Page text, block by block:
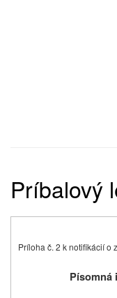
Príbalový
Príloha č. 2 k notifikácií o
Písomná